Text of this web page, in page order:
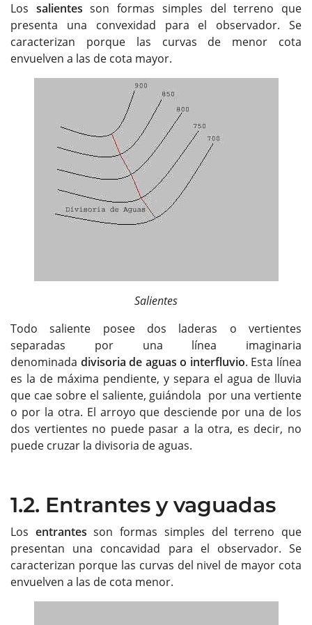
Los salientes son formas simples del terreno que
presenta una convexidad para el observador. Se
caracterizan porque las curvas de menor cota
envuelven a las de cota mayor.
Salientes
Todo saliente posee dos laderas o vertientes
separadas por una línea imaginaria
denominada divisoria de aguas o interfluvio. Esta línea
es la de máxima pendiente, y separa el agua de lluvia
que cae sobre el saliente, guiándola por una vertiente
o por la otra. El arroyo que desciende por una de los
dos vertientes no puede pasar a la otra, es decir, no
puede cruzar la divisoria de aguas.
1.2. Entrantes y vaguadas
Los entrantes son formas simples del terreno que
presentan una concavidad para el observador. Se
caracterizan porque las curvas del nivel de mayor cota
envuelven a las de cota menor.